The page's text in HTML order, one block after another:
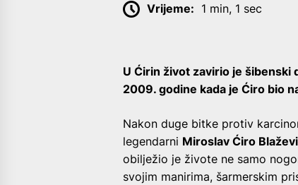
Vrijeme: 1 min, 1 sec
U Ćirin život zavirio je šibenski
2009. godine kada je Ćiro bio
Nakon duge bitke protiv
legendarni Miroslav Ćiro
obilježio je živote ne samo
svojim manirima, šarmerskim